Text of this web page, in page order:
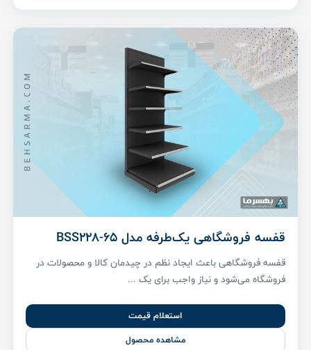
قفسه فروشگاهی یک‌طرفه مدل BSS228-65
قفسه فروشگاهی باعث ایجاد نظم در چیدمان کالا و محصولات در
فروشگاه می‌شود و نیاز واجب برای یک ...
استعلام قیمت
مشاهده محصول